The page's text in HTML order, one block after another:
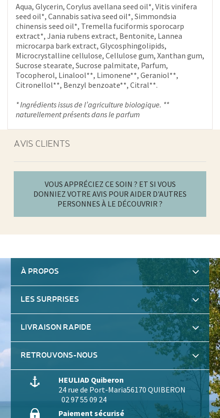
Aqua, Glycerin, Corylus avellana seed oil*, Vitis vinifera
seed oil*, Cannabis sativa seed oil*, Simmondsia
chinensis seed oil*, Tremella fuciformis sporocarp
extract*, Jania rubens extract, Bentonite, Lannea
microcarpa bark extract, Glycosphingolipids,
Microcrystalline cellulose, Cellulose gum, Xanthan gum,
Sucrose stearate, Sucrose palmitate, Parfum,
Tocopherol, Linalool**, Limonene**, Geraniol**,
Citronellol**, Benzyl benzoate**, Citral**.
* Ingrédients issus de l’agriculture biologique. **
naturellement présents dans le parfum
AVIS CLIENTS
VOUS APPRÉCIEZ CE SOIN ? ET SI VOUS
DONNIEZ VOTRE AVIS POUR AIDER D'AUTRES
PERSONNES À LE DÉCOUVRIR ?
À PROPOS
LES SURPRISES
LIVRAISON RAPIDE
RETROUVONS-NOUS
HEULIAD Quiberon
24 rue de Port-Maria56170 QUIBERON
02 97 55 09 24
Paiement sécurisé